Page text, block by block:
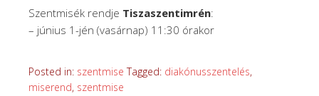
Szentmisék rendje Tiszaszentimrén:
– június 1-jén (vasárnap) 11:30 órakor
Posted in: szentmise Tagged: diakónusszentelés,
miserend, szentmise